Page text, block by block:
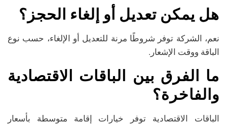
هل يمكن تعديل أو إلغاء الحجز؟
نعم، الشركة توفر شروطًا مرنة للتعديل أو الإلغاء، حسب نوع
الباقة ووقت الإشعار.
ما الفرق بين الباقات الاقتصادية
والفاخرة؟
الباقات الاقتصادية توفر خيارات إقامة متوسطة بأسعار